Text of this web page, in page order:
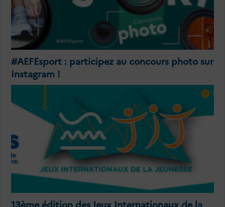
#AEFEsport : participez au concours photo sur
Instagram !
13ème édition des Jeux Internationaux de la